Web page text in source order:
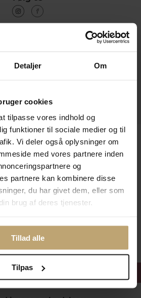
Detaljer Om
cookies
tilpasse vores indhold og
funktioner til sociale medier og til
Vi deler også oplysninger om
med vores partnere inden
og
partnere kan kombinere disse
du har givet dem, eller som
brug af deres tjenester.
Tillad alle
Tilpas
velkomstrabat